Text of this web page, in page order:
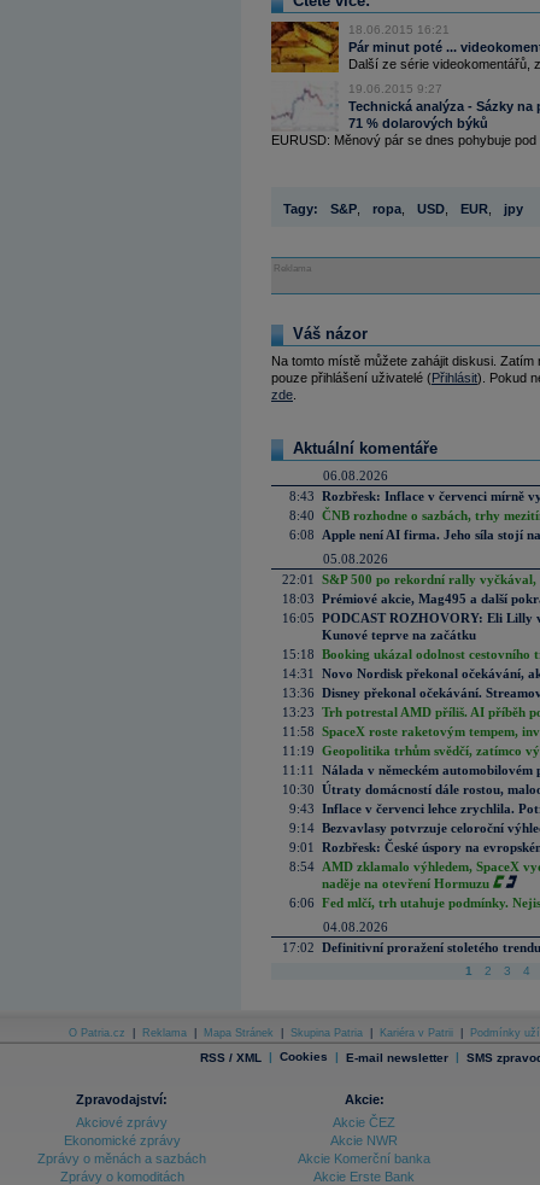
18.06.2015 16:21
Pár minut poté ...
Další ze série videokomentářů,
19.06.2015 9:27
Technická analýza - Sázky
71 % dolarových býků
EURUSD: Měnový pár se dnes pohybuje
Tagy: S&P ropa USD EUR jpy
Reklama
Váš názor
Na tomto místě můžete zahájit diskusi.
pouze přihlášení uživatelé (Přihlásit). Pokud
zde
Aktuální komentáře
06.08.2026
8:43 Rozbřesk: Inflace v červenci mírně
8:40 ČNB rozhodne o sazbách, trhy
6:08
Apple není AI firma. Jeho síla stojí
05.08.2026
22:01
S&P 500 po rekordní rally vyčkával,
18:03 Prémiové akcie, Mag495 a další
16:05 PODCAST ROZHOVORY: Eli Lilly
Kunové teprve na začátku
15:18 Booking ukázal odolnost cestovního
14:31
Novo Nordisk překonal očekávání,
13:36 Disney překonal očekávání.
13:23 Trh potrestal AMD příliš. AI příběh
11:58 SpaceX roste raketovým tempem,
11:19 Geopolitika trhům svědčí, zatímco
11:11
Nálada v německém automobilovém
10:30 Útraty domácností dále rostou,
9:43 Inflace v červenci lehce zrychlila.
9:14 Bezvavlasy potvrzuje celoroční
9:01
Rozbřesk: České úspory na
8:54 AMD zklamalo výhledem, SpaceX
naděje na otevření Hormuzu
6:06 Fed mlčí, trh utahuje podmínky.
04.08.2026
17:02 Definitivní proražení stoletého
1 2 3 4
O Patria.cz Reklama Mapa Stránek Skupina Patria Kariéra v Patrii Podmínky
RSS / XML | Cookies | E-mail newsletter | SMS
Zpravodajství:
Akciové zprávy
Ekonomické zprávy
Zprávy o měnách a sazbách
Zprávy o komoditách
Akcie:
Akcie ČEZ
Akcie NWR
Akcie Komerční banka
Akcie Erste Bank